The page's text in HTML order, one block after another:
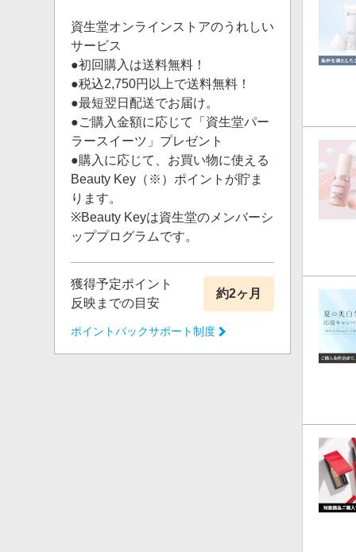
資生堂オンラインストアのうれしい
サービス
●初回購入は送料無料！
●税込2,750円以上で送料無料！
●最短翌日配送でお届け。
●ご購入金額に応じて「資生堂パー
ラースイーツ」プレゼント
●購入に応じて、お買い物に使える
Beauty Key（※）ポイントが貯ま
ります。
※Beauty Keyは資生堂のメンバーシ
ッププログラムです。
獲得予定ポイント
反映までの目安
約2ヶ月
ポイントバックサポート制度
・リ
・お
は成果
ジが表
「スト
・お
は成果
※ 獲
かじめ
ポイ
直接